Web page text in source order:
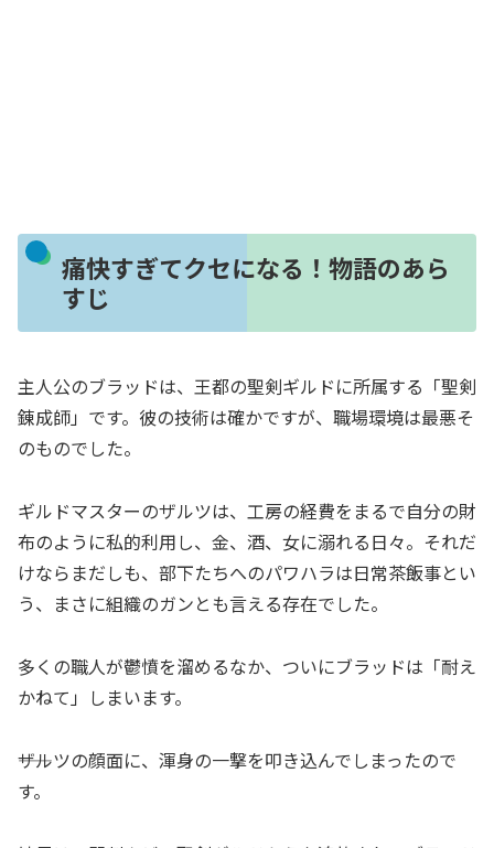
痛快すぎてクセになる！物語のあら
すじ
主人公のブラッドは、王都の聖剣ギルドに所属する「聖剣
錬成師」です。彼の技術は確かですが、職場環境は最悪そ
のものでした。
ギルドマスターのザルツは、工房の経費をまるで自分の財
布のように私的利用し、金、酒、女に溺れる日々。それだ
けならまだしも、部下たちへのパワハラは日常茶飯事とい
う、まさに組織のガンとも言える存在でした。
多くの職人が鬱憤を溜めるなか、ついにブラッドは「耐え
かねて」しまいます。
――ザルツの顔面に、渾身の一撃を叩き込んでしまったので
す。